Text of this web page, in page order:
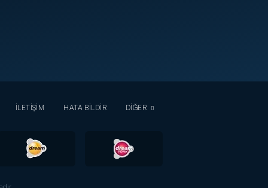
İLETİŞİM HATA BİLDİR DİĞER